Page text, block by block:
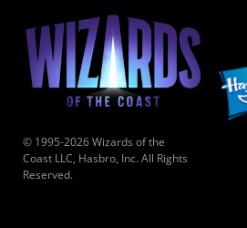
© 1995-2026 Wizards of the
Coast LLC, Hasbro, Inc. All Rights
Reserved.